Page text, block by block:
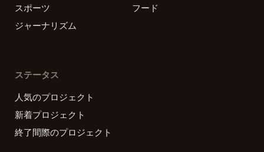
スポーツ
フード
ジャーナリズム
ステータス
人気のプロジェクト
新着プロジェクト
終了間際のプロジェクト